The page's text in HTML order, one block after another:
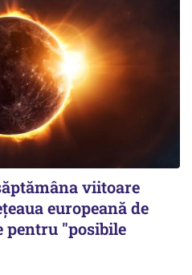
viitoare
europeană de
pentru "posibile